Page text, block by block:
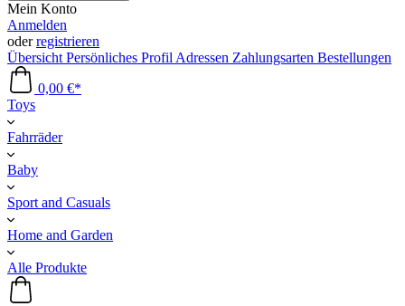
Mein Konto
Anmelden
oderregistrieren
Übersicht Persönliches Profil Adressen Zahlungsarten Bestellungen
0,00 €*
Toys
Fahrräder
Baby
Sport and Casuals
Home and Garden
Alle Produkte